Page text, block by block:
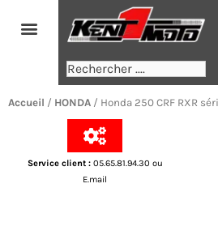
Rechercher
Accueil / HONDA / Honda 250 CRF RXR
Service client: 05.65.81.94.30 ou
E.mail